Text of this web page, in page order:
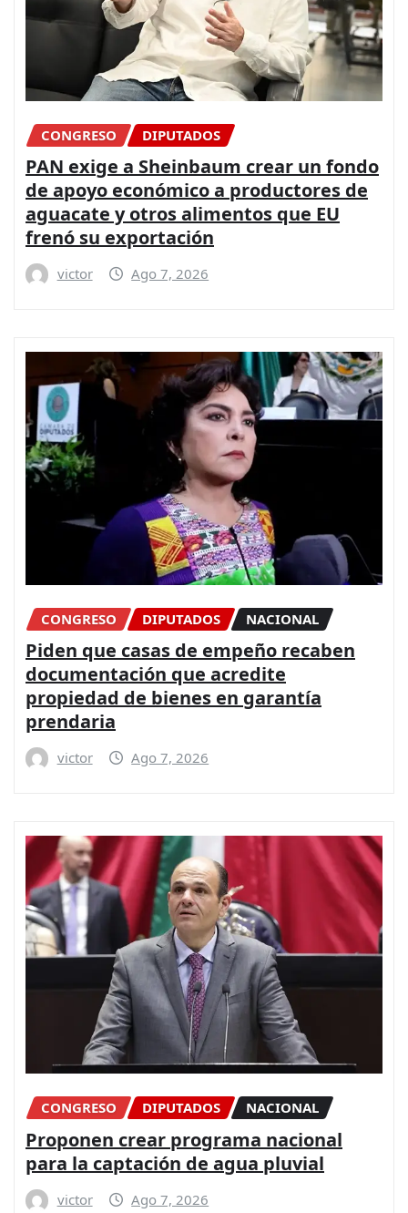
CONGRESO DIPUTADOS
PAN exige a Sheinbaum crear un fondo
de apoyo económico a productores de
aguacate y otros alimentos que EU
frenó su exportación
victor Ago 7, 2026
CONGRESO DIPUTADOS NACIONAL
Piden que casas de empeño recaben
documentación que acredite
propiedad de bienes en garantía
prendaria
victor Ago 7, 2026
CONGRESO DIPUTADOS NACIONAL
Proponen crear programa nacional
para la captación de agua pluvial
victor Ago 7, 2026